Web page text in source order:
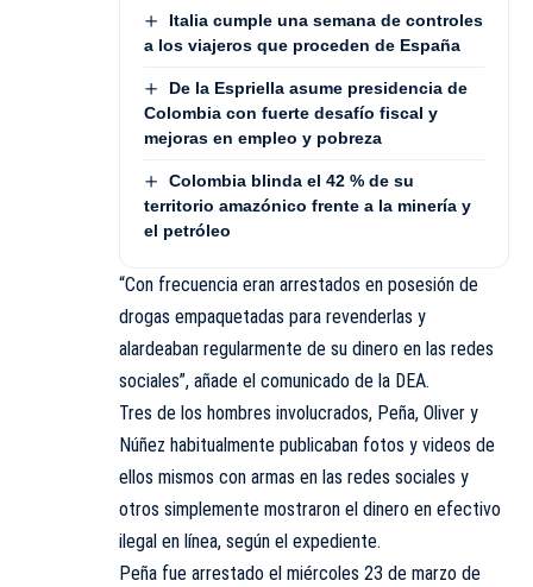
Italia cumple una semana de controles
a los viajeros que proceden de España
De la Espriella asume presidencia de
Colombia con fuerte desafío fiscal y
mejoras en empleo y pobreza
Colombia blinda el 42 % de su
territorio amazónico frente a la minería y
el petróleo
“Con frecuencia eran arrestados en posesión de
drogas empaquetadas para revenderlas y
alardeaban regularmente de su dinero en las redes
sociales”, añade el comunicado de la DEA.
Tres de los hombres involucrados, Peña, Oliver y
Núñez habitualmente publicaban fotos y videos de
ellos mismos con armas en las redes sociales y
otros simplemente mostraron el dinero en efectivo
ilegal en línea, según el expediente.
Peña fue arrestado el miércoles 23 de marzo de